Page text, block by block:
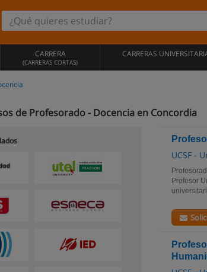
CARRERA
(CARRERAS CORTAS)
CARRERAS
de Profesorado - Docencia en Concordia
UCSF -
Profesor